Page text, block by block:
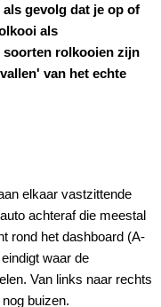
gevolg dat je op of
als
soorten rolkooien zijn
van het echte
elkaar vastzittende
achteraf die meestal
rond het dashboard (A-
waar de
Van links naar rechts
buizen.